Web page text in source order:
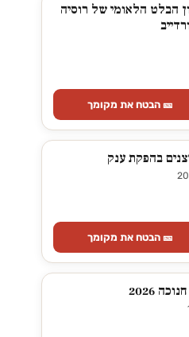
הבלט הלאומי של רוסיה
🎫 הבטח את מקומך
בהפקת ענק
🎫 הבטח את מקומך
2026